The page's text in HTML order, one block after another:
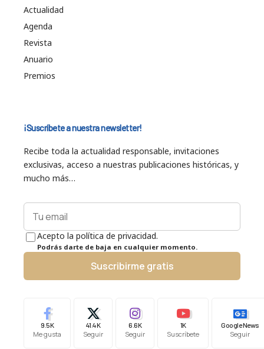
Actualidad
Agenda
Revista
Anuario
Premios
¡Suscríbete a nuestra newsletter!
Recibe toda la actualidad responsable, invitaciones
exclusivas, acceso a nuestras publicaciones históricas, y
mucho más…
Acepto la política de privacidad.
Podrás darte de baja en cualquier momento.
Suscribirme gratis
9.5K
Me gusta
41.4K
Seguir
6.6K
Seguir
1K
Suscríbete
Google News
Seguir